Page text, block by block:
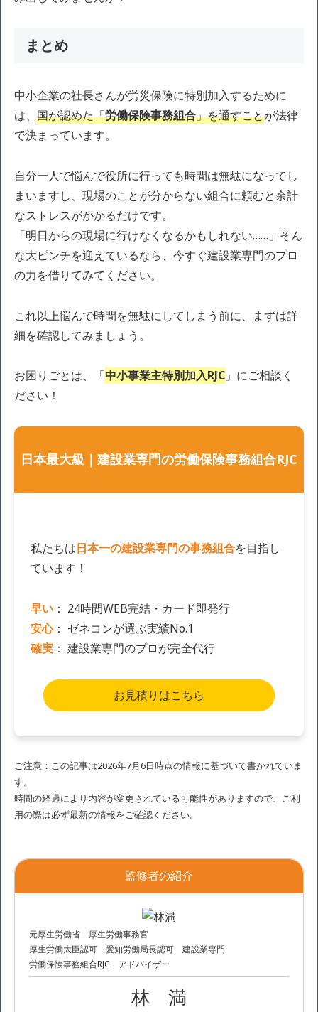
まとめ
中小企業の社長さんが労災保険に特別加入するために
は、 国が認めた「労働保険事務組合」を通すことが法律
で決まっています。
自分一人で悩んで役所に行っても時間は無駄になってし
まいますし、現場のことが分からない組合に頼むと余計
なストレスがかかるだけです。
「明日からの現場に行けなくなるかもしれない……」そん
な大ピンチを迎えているなら、今すぐ建設業専門のプロ
の力を借りてみてください。
これ以上悩んで時間を無駄にしてしまう前に、まずは詳
細を確認してみましょう。
お困りごとは、「中小事業主特別加入RJC 」にご相談く
ださい！
日本最大級｜建設業専門の労働保険事務組合RJC
私たちは日本一の建設業専門の事務組合を目指し
ています！
早い： 24時間WEB完結・カード即発行
安心： ゼネコンが選ぶ実績No.1
確実： 建設業専門のプロが完全代行
お見積りはこちら
ご注意：この記事は2026年7月6日時点の情報に基づいて書かれていま
す。
時間の経過により内容が変更されている可能性がありますので、ご利
用の際は必ず最新の情報をご確認ください。
監修者の紹介
元厚生労働省 厚生労働事務官
厚生労働大臣認可 愛知労働局長認可 建設業専門
労働保険事務組合RJC アドバイザー
林 満